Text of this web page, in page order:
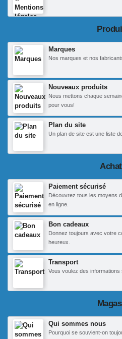
Marques
Nos marques et nos
Nouveaux produits
Nous mettons chaque
pour vous!
Plan du site
Un plan de site est une liste
Paiement sécurisé
Découvrez tous les moyens
en ligne.
Bon cadeaux
Donnez toujours avec votre
heureux.
Transport
Vous voulez des informations
Qui sommes nous
Pourquoi se souvient-on